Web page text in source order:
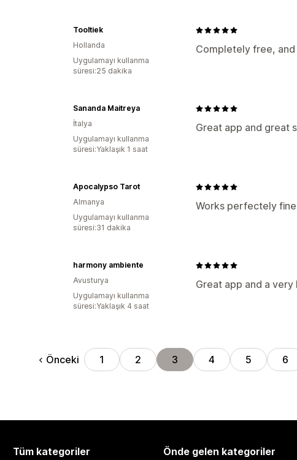
Completely free,
Tooltiek
Hollanda
Uygulamayı kullanma
süresi:25 dakika
Great app and great
Sananda Maitreya
İtalya
Uygulamayı kullanma
süresi:Yaklaşık 1 saat
Works perfectely
Apocalypso Tarot
Almanya
Uygulamayı kullanma
süresi:31 dakika
Great app and a
harmony ambiente
Avusturya
Uygulamayı kullanma
süresi:Yaklaşık 4 saat
Önceki 1 2 3 4 5 6
Tüm kategoriler Önde gelen kategoriler